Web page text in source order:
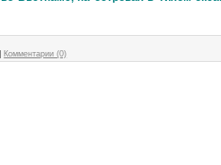
Комментарии (0)